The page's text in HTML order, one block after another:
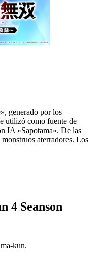
generado por los
utilizó como fuente de
IA «Sapotama». De las
aterradores. Los
4 Seanson
kun.